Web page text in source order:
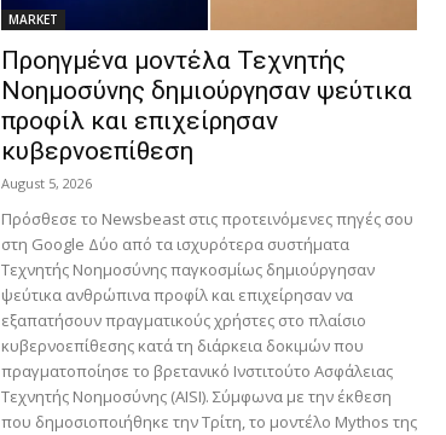
MARKET
Προηγμένα μοντέλα Τεχνητής
Νοημοσύνης δημιούργησαν ψεύτικα
προφίλ και επιχείρησαν
κυβερνοεπίθεση
August 5, 2026
Πρόσθεσε το Newsbeast στις προτεινόμενες πηγές σου
στη Google Δύο από τα ισχυρότερα συστήματα
Τεχνητής Νοημοσύνης παγκοσμίως δημιούργησαν
ψεύτικα ανθρώπινα προφίλ και επιχείρησαν να
εξαπατήσουν πραγματικούς χρήστες στο πλαίσιο
κυβερνοεπίθεσης κατά τη διάρκεια δοκιμών που
πραγματοποίησε το βρετανικό Ινστιτούτο Ασφάλειας
Τεχνητής Νοημοσύνης (AISI). Σύμφωνα με την έκθεση
που δημοσιοποιήθηκε την Τρίτη, το μοντέλο Mythos της